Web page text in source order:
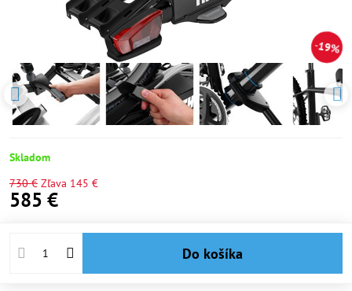
19%
Skladom
730 € Zľava 145 €
585 €
Do košíka